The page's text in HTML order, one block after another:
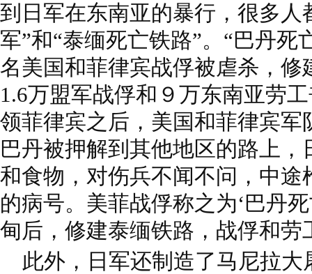
到日军在东南亚的暴行，很多人
军”和“泰缅死亡铁路”。“巴丹死
名美国和菲律宾战俘被虐杀，修
1.6万盟军战俘和９万东南亚劳
领菲律宾之后，美国和菲律宾军
巴丹被押解到其他地区的路上
和食物，对伤兵不闻不问，中途
的病号。美菲战俘称之为‘巴丹
甸后，修建泰缅铁路，战俘和劳
此外，日军还制造了马尼拉大